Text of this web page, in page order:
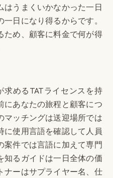
はうまくいかなかった一日
日になり得るからです。
ため、顧客に料金で何が得
めるTATライセンスを持
にあなたの旅程と顧客につ
マッチングは送迎場所では
に使用言語を確認して人員
案件では言語に加えて専門
知るガイドは一日全体の価
ナーはサプライヤー名、仕